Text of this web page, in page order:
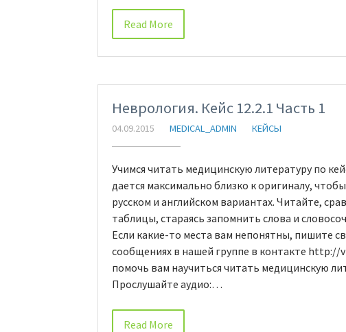
Read More
Неврология. Кейс 12.2.1 Часть 1
04.09.2015 MEDICAL_ADMIN КЕЙСЫ
Учимся читать медицинскую литературу по
дается максимально близко к оригиналу,
русском и английском вариантах. Читайте,
таблицы, стараясь запомнить слова и
Если какие-то места вам непонятны, пишите
сообщениях в нашей группе в контакте
помочь вам научиться читать медицинскую
Прослушайте аудио:…
Read More